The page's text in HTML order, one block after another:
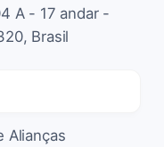
A - 17 andar -
Brasil
Alianças